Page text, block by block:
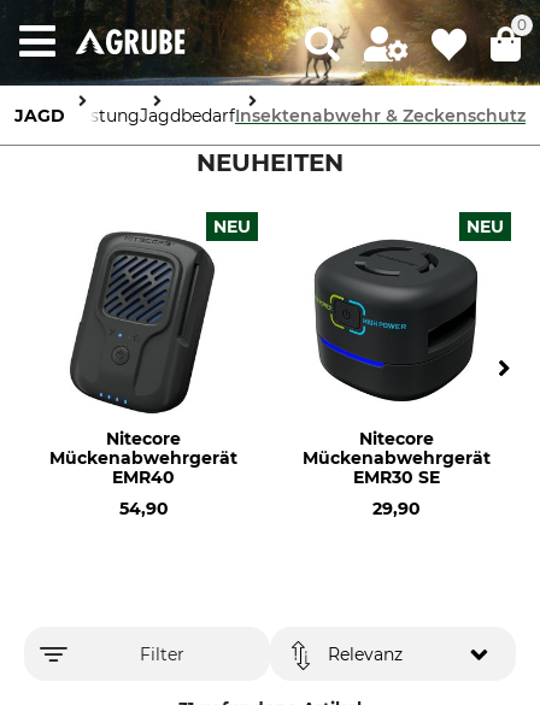
0
JAGDAusrüstungJagdbedarfInsektenabwehr & Zeckenschutz
NEUHEITEN
NEU
Nitecore
Mückenabwehrgerät
EMR40
54,90
NEU
Nitecore
Mückenabwehrgerät
EMR30 SE
29,90
Filter Relevanz